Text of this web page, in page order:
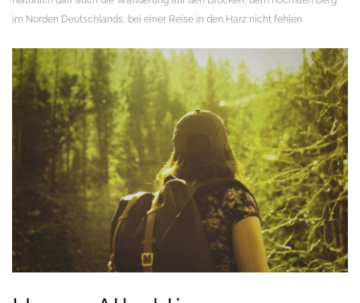
im Norden Deutschlands, bei einer Reise in den Harz nicht fehlen.